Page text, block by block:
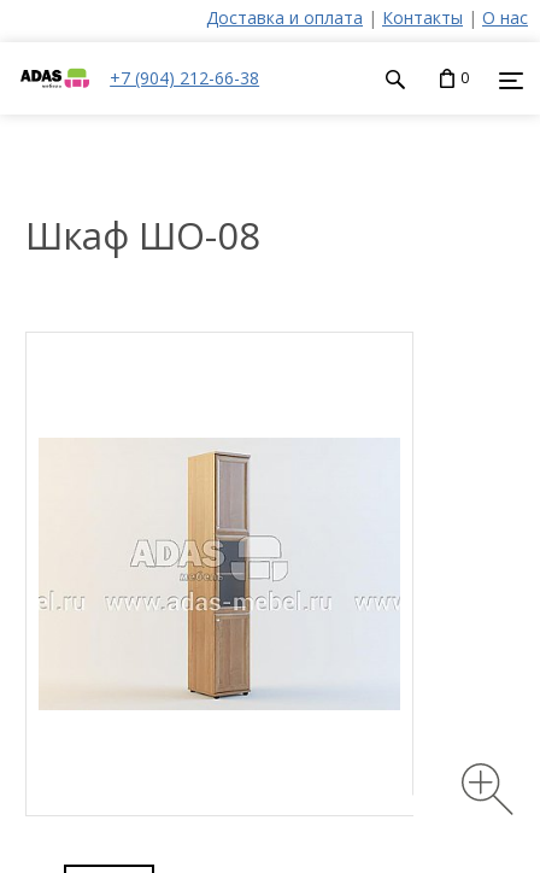
Доставка и оплата | Контакты | О нас
+7 (904) 212-66-38 0
Шкаф ШО-08